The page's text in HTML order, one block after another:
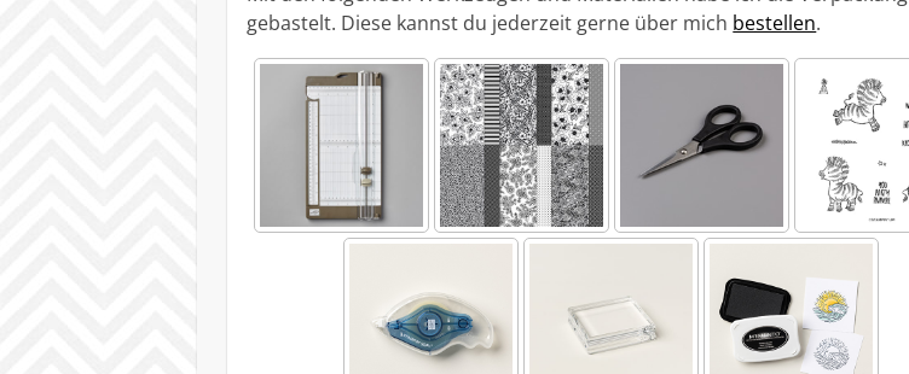
gebastelt. Diese kannst du jederzeit gerne über mich bestellen.